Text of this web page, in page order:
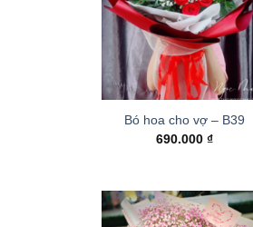
Bó hoa cho vợ – B39
690.000₫